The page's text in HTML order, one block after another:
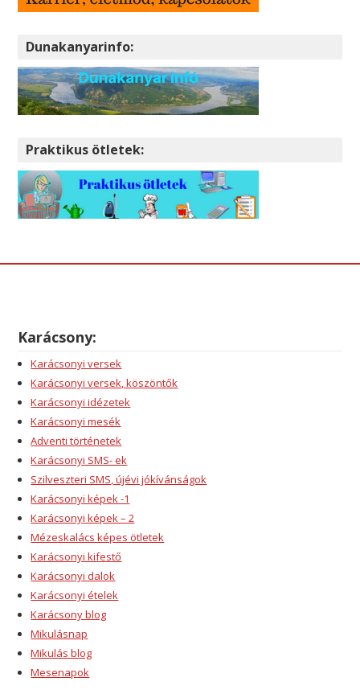
Dunakanyarinfo:
Praktikus ötletek:
Karácsony:
Karácsonyi versek
Karácsonyi versek, köszöntők
Karácsonyi idézetek
Karácsonyi mesék
Adventi történetek
Karácsonyi SMS- ek
Szilveszteri SMS, újévi jókívánságok
Karácsonyi képek -1
Karácsonyi képek – 2
Mézeskalács képes ötletek
Karácsonyi kifestő
Karácsonyi dalok
Karácsonyi ételek
Karácsony blog
Mikulásnap
Mikulás blog
Mesenapok